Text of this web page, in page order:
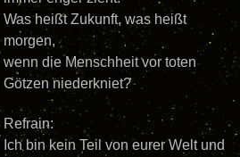
Was heißt Zukunft, was heißt
morgen,
wenn die Menschheit vor toten
Götzen niederkniet?
Refrain:
Ich bin kein Teil von eurer Welt und